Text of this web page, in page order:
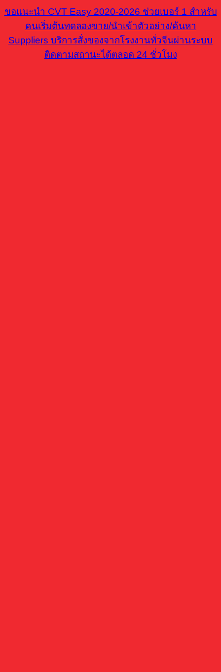
ขอแนะนำ CVT Easy 2020-2026 ช่วยเบอร์ 1 สำหรับ
คนเริ่มต้นทดลองขาย/นำเข้าตัวอย่าง/ค้นหา
Suppliers บริการสั่งของจากโรงงานทั่วจีนผ่านระบบ
ติดตามสถานะได้ตลอด 24 ชั่วโมง